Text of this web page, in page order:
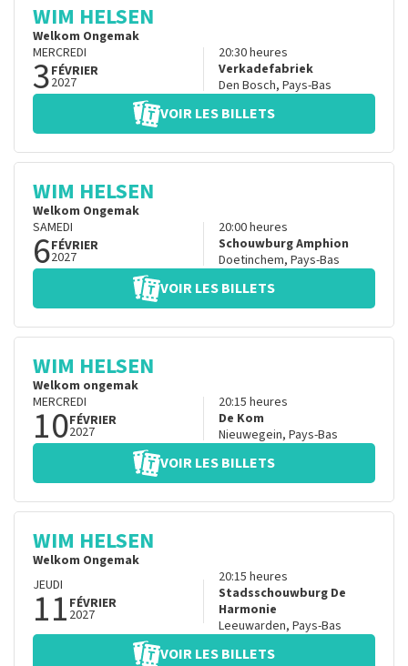
WIM HELSEN
Welkom Ongemak
MERCREDI
3FÉVRIER
2027
20:30heures
Verkadefabriek
Den Bosch, Pays-Bas
VOIR LES BILLETS
WIM HELSEN
Welkom Ongemak
SAMEDI
6FÉVRIER
2027
20:00heures
Schouwburg Amphion
Doetinchem, Pays-Bas
VOIR LES BILLETS
WIM HELSEN
Welkom ongemak
MERCREDI
10FÉVRIER
2027
20:15 heures
De Kom
Nieuwegein, Pays-Bas
VOIR LES BILLETS
WIM HELSEN
Welkom Ongemak
JEUDI
11 FÉVRIER
2027
20:15 heures
Stadsschouwburg De
Harmonie
Leeuwarden, Pays-Bas
VOIR LES BILLETS